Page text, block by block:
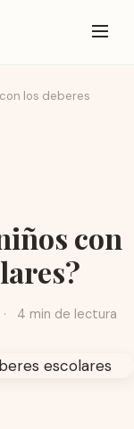
los deberes
con
· 4 min de lectura